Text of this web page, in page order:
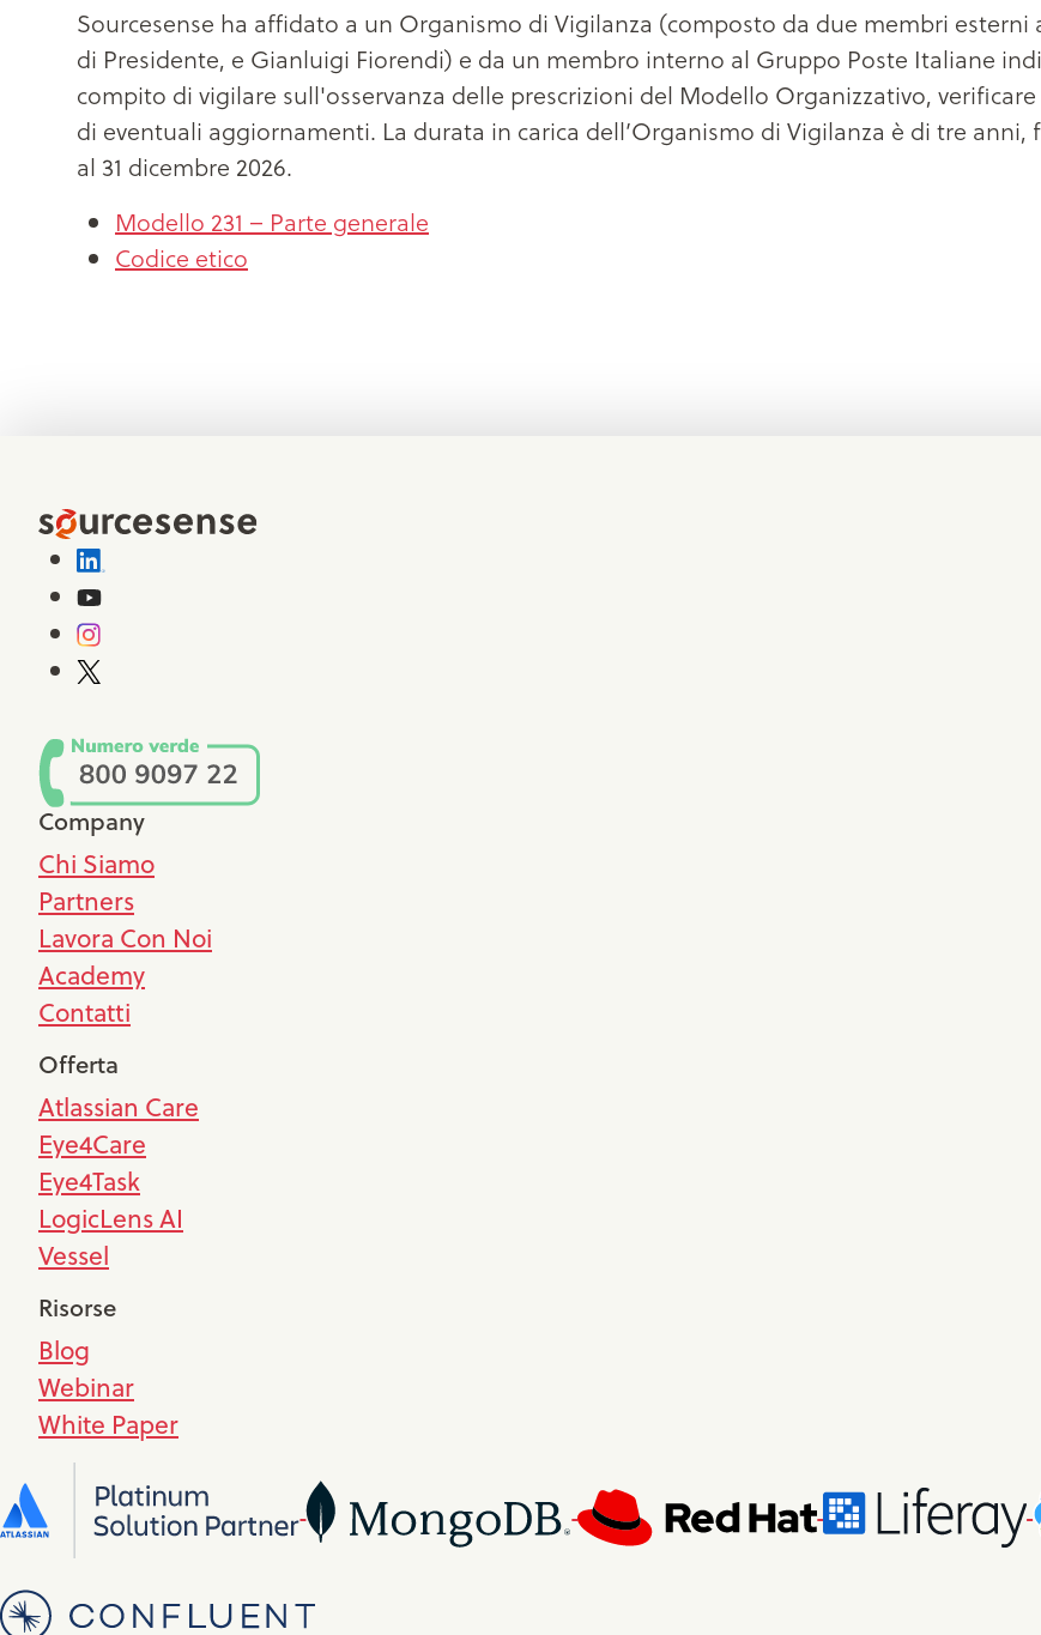
Sourcesense ha affidato a un Organismo di Vigilanza (composto da due membri esterni
di Presidente, e Gianluigi Fiorendi) e da un membro interno al Gruppo Poste Italiane
compito di vigilare sull'osservanza delle prescrizioni del Modello Organizzativo,
di eventuali aggiornamenti. La durata in carica dell’Organismo di Vigilanza è di tre
al 31 dicembre 2026.
Modello 231 – Parte generale
Codice etico
Company
Chi Siamo
Partners
Lavora Con Noi
Academy
Contatti
Offerta
Atlassian Care
Eye4Care
Eye4Task
LogicLens AI
Vessel
Risorse
Blog
Webinar
White Paper